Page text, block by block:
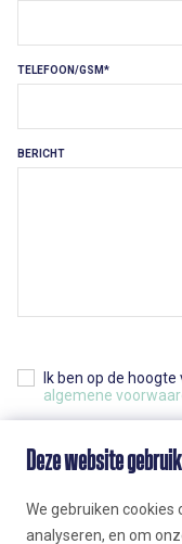
TELEFOON/GSM
BERICHT
Ik ben op de
algemene
Deze website
We gebruiken cookies
analyseren, en om